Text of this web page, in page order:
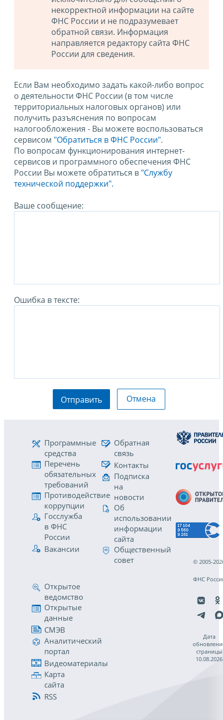
некорректной информации на сайте
ФНС России и не подразумевает
обратной связи. Информация
направляется редактору сайта ФНС
России для сведения.
Если Вам необходимо задать какой-либо вопрос
о деятельности ФНС России (в том числе
территориальных налоговых органов) или
получить разъяснения по вопросам
налогообложения - Вы можете воспользоваться
сервисом "Обратиться в ФНС России".
По вопросам функционирования интернет-
сервисов и программного обеспечения ФНС
России Вы можете обратиться в "Службу
технической поддержки".
Ваше сообщение:
Ошибка в тексте:
Отправить Отмена
Программные
средства
Перечень
обязательных
требований
Противодействие
коррупции
Госслужба
в ФНС
России
Вакансии
Обратная
связь
Контакты
Подписка
на
новости
Об
использовании
информации
сайта
Общественный
совет
Открытое
ведомство
Открытые
данные
СМЭВ
Аналитический
портал
Видеоматериалы
Карта
сайта
RSS
© 2005-
ФНС
Дата
страницы
10.08.2026